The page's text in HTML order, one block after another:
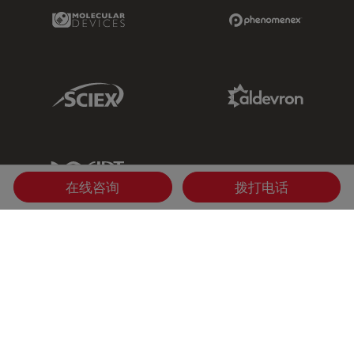
Molecular Devices Link
Sciex Link
IDT Link
在线咨询 拨打电话